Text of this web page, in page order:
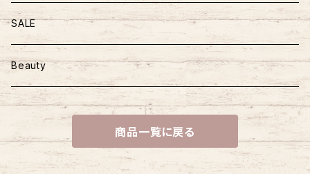
ハーネス＆リード
おさんぽアイテム
おやつ
トッピング
マザーズバッグ
SALE
Beauty
商品一覧に戻る